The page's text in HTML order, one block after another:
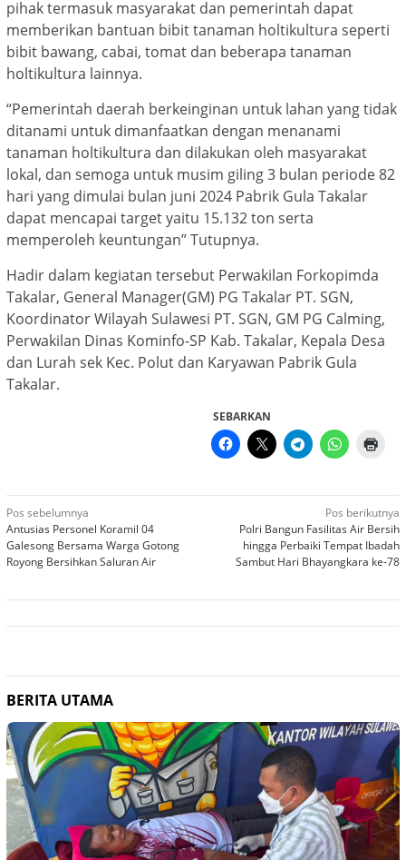
pihak termasuk masyarakat dan pemerintah dapat
memberikan bantuan bibit tanaman holtikultura seperti
bibit bawang, cabai, tomat dan beberapa tanaman
holtikultura lainnya.
“Pemerintah daerah berkeinginan untuk lahan yang tidak
ditanami untuk dimanfaatkan dengan menanami
tanaman holtikultura dan dilakukan oleh masyarakat
lokal, dan semoga untuk musim giling 3 bulan periode 82
hari yang dimulai bulan juni 2024 Pabrik Gula Takalar
dapat mencapai target yaitu 15.132 ton serta
memperoleh keuntungan” Tutupnya.
Hadir dalam kegiatan tersebut Perwakilan Forkopimda
Takalar, General Manager(GM) PG Takalar PT. SGN,
Koordinator Wilayah Sulawesi PT. SGN, GM PG Calming,
Perwakilan Dinas Kominfo-SP Kab. Takalar, Kepala Desa
dan Lurah sek Kec. Polut dan Karyawan Pabrik Gula
Takalar.
SEBARKAN
Navigasi
pos
Pos sebelumnya
Antusias Personel Koramil 04
Galesong Bersama Warga Gotong
Royong Bersihkan Saluran Air
Pos berikutnya
Polri Bangun Fasilitas Air Bersih
hingga Perbaiki Tempat Ibadah
Sambut Hari Bhayangkara ke-78
BERITA UTAMA